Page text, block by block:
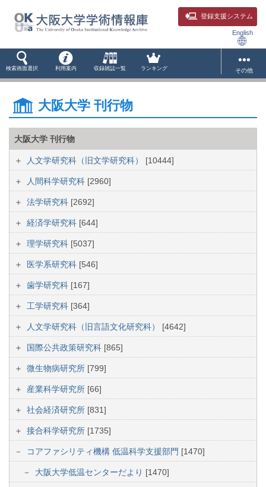
登録支援システム
English
検索画面選択 利用案内 収録雑誌一覧 ランキング その他
大阪大学 刊行物
大阪大学 刊行物
人文学研究科（旧文学研究科） [10444]
人間科学研究科 [2960]
法学研究科 [2692]
経済学研究科 [644]
理学研究科 [5037]
医学系研究科 [546]
歯学研究科 [167]
工学研究科 [364]
人文学研究科（旧言語文化研究科） [4642]
国際公共政策研究科 [865]
微生物病研究所 [799]
産業科学研究所 [66]
社会経済研究所 [831]
接合科学研究所 [1735]
コアファシリティ機構 低温科学支援部門 [1470]
大阪大学低温センターだより [1470]